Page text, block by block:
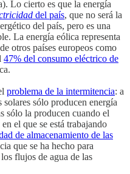
Lo cierto es que la energía
del país, que no será la
del país, pero es una
La energía eólica representa
otros países europeos como
47% del consumo eléctrico de
problema de la intermitencia: a
solares sólo producen energía
sólo la producen cuando el
el que se está trabajando
de almacenamiento de las
que se ha hecho para
flujos de agua de las